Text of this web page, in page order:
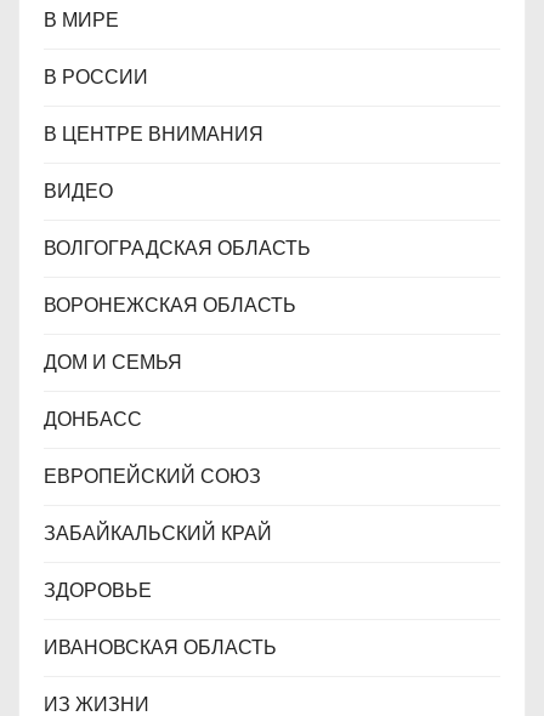
В МИРЕ
В РОССИИ
В ЦЕНТРЕ ВНИМАНИЯ
ВИДЕО
ВОЛГОГРАДСКАЯ ОБЛАСТЬ
ВОРОНЕЖСКАЯ ОБЛАСТЬ
ДОМ И СЕМЬЯ
ДОНБАСС
ЕВРОПЕЙСКИЙ СОЮЗ
ЗАБАЙКАЛЬСКИЙ КРАЙ
ЗДОРОВЬЕ
ИВАНОВСКАЯ ОБЛАСТЬ
ИЗ ЖИЗНИ